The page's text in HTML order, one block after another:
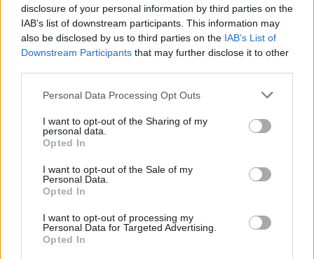
disclosure of your personal information by third parties on the
IAB’s list of downstream participants. This information may
also be disclosed by us to third parties on the IAB’s List of
Downstream Participants that may further disclose it to other
Personal Data Processing Opt Outs
I want to opt-out of the Sharing of my
personal data.
Opted In
I want to opt-out of the Sale of my
Personal Data.
Opted In
I want to opt-out of processing my
Personal Data for Targeted Advertising.
Opted In
Bastion Óriás: Miért Kellene a World of
Warcraftnak is Ilyen Tank?
Egy igazi tank osztály, a másik meg csak egy játékos,
aki öltözködik – ki tudod találni, melyik melyik? A Final
Fantasy XIV új Bastion kasztja,
Rooby
augusztus 8, 2026